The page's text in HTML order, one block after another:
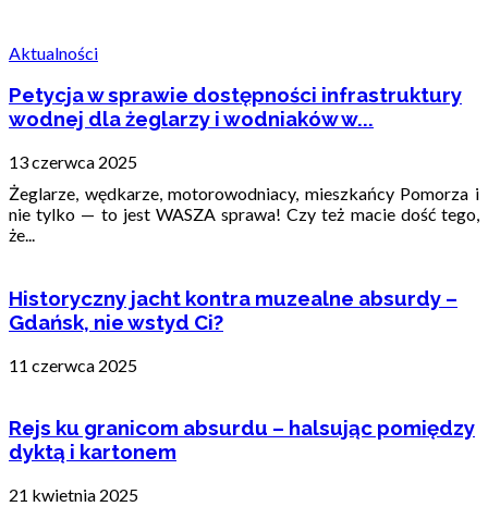
Aktualności
Petycja w sprawie dostępności infrastruktury
wodnej dla żeglarzy i wodniaków w...
13 czerwca 2025
Żeglarze, wędkarze, motorowodniacy, mieszkańcy Pomorza i
nie tylko — to jest WASZA sprawa! Czy też macie dość tego,
że...
Historyczny jacht kontra muzealne absurdy –
Gdańsk, nie wstyd Ci?
11 czerwca 2025
Rejs ku granicom absurdu – halsując pomiędzy
dyktą i kartonem
21 kwietnia 2025